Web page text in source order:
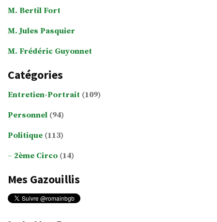
M. Bertil Fort
M. Jules Pasquier
M. Frédéric Guyonnet
Catégories
Entretien-Portrait (109)
Personnel (94)
Politique (113)
2ème Circo (14)
Mes Gazouillis